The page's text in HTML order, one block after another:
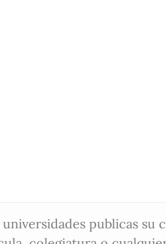
universidades publicas